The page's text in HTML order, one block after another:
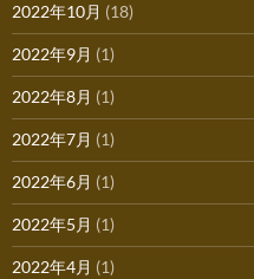
2022年10月 (18)
2022年9月 (1)
2022年8月 (1)
2022年7月 (1)
2022年6月 (1)
2022年5月 (1)
2022年4月 (1)